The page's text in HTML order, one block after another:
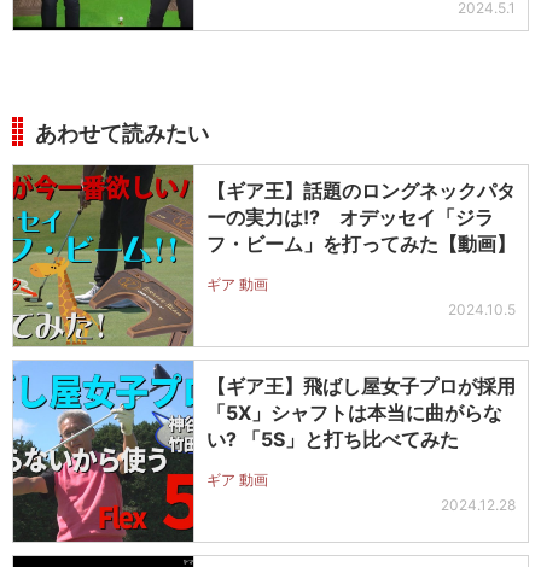
2024.5.1
あわせて読みたい
【ギア王】話題のロングネックパタ
ーの実力は!? オデッセイ「ジラ
フ・ビーム」を打ってみた【動画】
ギア 動画
2024.10.5
【ギア王】飛ばし屋女子プロが採用
「5X」シャフトは本当に曲がらな
い? 「5S」と打ち比べてみた
ギア 動画
2024.12.28